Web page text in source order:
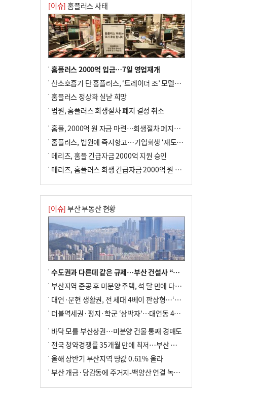
[이슈] 홈플러스 사태
홈플러스 2000억 입금…7일 영업재개
산소호흡기 단 홈플러스, ‘트레이더 조’ 모델로 살아날까
홈플러스 정상화 실낱 희망
법원, 홈플러스 회생절차 폐지 결정 취소
홈플, 2000억 원 자금 마련…회생절차 폐지에 즉시항고(종합)
홈플러스, 법원에 즉시항고…기업회생 ‘재도전’
메리츠, 홈플 긴급자금 2000억 지원 승인
메리츠, 홈플러스 회생 긴급자금 2000억 원 지원 승인
[이슈] 부산 부동산 현황
수도권과 다른데 같은 규제…부산 건설사 “쓰러지기 직전”
부산지역 준공 후 미분양 주택, 석 달 만에 다시 3000가구 넘어서
대연·문현 생활권, 전 세대 4베이 판상형…‘더샵 트리센트’ 내달 분양
더블역세권·평지·학군 ‘삼박자’…대연동 42층 브랜드 단지
바닥 모를 부산상권…미분양 건물 통째 경매도
전국 청약경쟁률 35개월 만에 최저…부산 미분양 ‘적체’ 심화
올해 상반기 부산지역 땅값 0.61% 올라
부산 개금·당감동에 주거지-백양산 연결 녹지 조성